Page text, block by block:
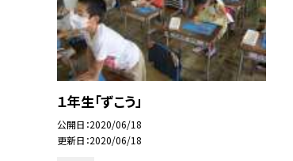
１年生「ずこう」
公開日 2020/06/18
更新日 2020/06/18